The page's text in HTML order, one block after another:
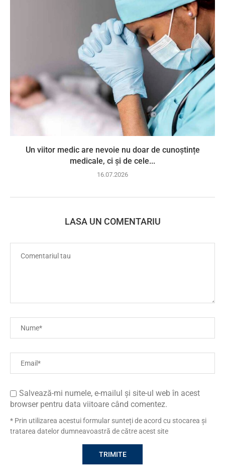
Un viitor medic are nevoie nu doar de cunoștințe
medicale, ci și de cele...
16.07.2026
LASA UN COMENTARIU
Salvează-mi numele, e-mailul și site-ul web în acest
browser pentru data viitoare când comentez.
* Prin utilizarea acestui formular sunteți de acord cu stocarea și
tratarea datelor dumneavoastră de către acest site